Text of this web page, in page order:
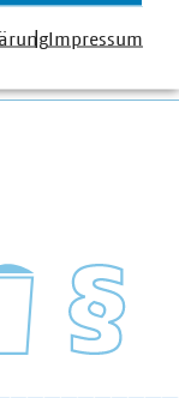
Impressum